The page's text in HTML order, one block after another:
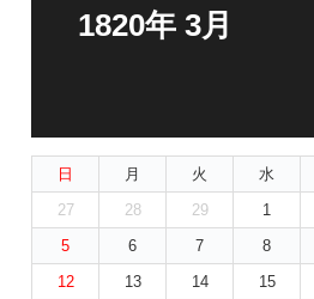
1820年 3月
日 月 火 水
27
28 29 1
5
6 7 8
12
13 14 15